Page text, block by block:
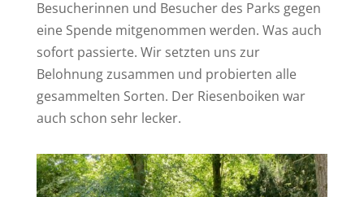
Besucherinnen und Besucher des Parks gegen
eine Spende mitgenommen werden. Was auch
sofort passierte. Wir setzten uns zur
Belohnung zusammen und probierten alle
gesammelten Sorten. Der Riesenboiken war
auch schon sehr lecker.